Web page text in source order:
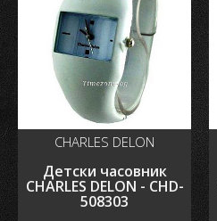
CHARLES DELON
Детски часовник
CHARLES DELON - CHD-
508303